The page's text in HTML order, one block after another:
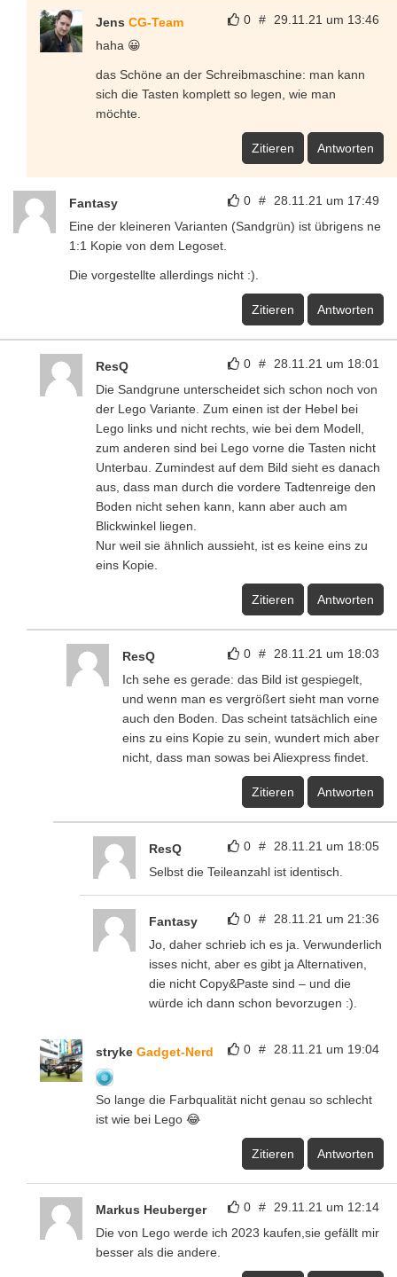
0 # 29.11.21 um 13:46
Jens CG-Team
haha 😀
das Schöne an der Schreibmaschine: man kann
sich die Tasten komplett so legen, wie man
möchte.
Zitieren Antworten
0 # 28.11.21 um 17:49
Fantasy
Eine der kleineren Varianten (Sandgrün) ist übrigens ne
1:1 Kopie von dem Legoset.
Die vorgestellte allerdings nicht :).
Zitieren Antworten
0 # 28.11.21 um 18:01
ResQ
Die Sandgrune unterscheidet sich schon noch von
der Lego Variante. Zum einen ist der Hebel bei
Lego links und nicht rechts, wie bei dem Modell,
zum anderen sind bei Lego vorne die Tasten nicht
Unterbau. Zumindest auf dem Bild sieht es danach
aus, dass man durch die vordere Tadtenreige den
Boden nicht sehen kann, kann aber auch am
Blickwinkel liegen.
Nur weil sie ähnlich aussieht, ist es keine eins zu
eins Kopie.
Zitieren Antworten
0 # 28.11.21 um 18:03
ResQ
Ich sehe es gerade: das Bild ist gespiegelt,
und wenn man es vergrößert sieht man vorne
auch den Boden. Das scheint tatsächlich eine
eins zu eins Kopie zu sein, wundert mich aber
nicht, dass man sowas bei Aliexpress findet.
Zitieren Antworten
0 # 28.11.21 um 18:05
ResQ
Selbst die Teileanzahl ist identisch.
0 # 28.11.21 um 21:36
Fantasy
Jo, daher schrieb ich es ja. Verwunderlich
isses nicht, aber es gibt ja Alternativen,
die nicht Copy&Paste sind – und die
würde ich dann schon bevorzugen :).
0 # 28.11.21 um 19:04
stryke Gadget-Nerd
So lange die Farbqualität nicht genau so schlecht
ist wie bei Lego 😂
Zitieren Antworten
0 # 29.11.21 um 12:14
Markus Heuberger
Die von Lego werde ich 2023 kaufen,sie gefällt mir
besser als die andere.